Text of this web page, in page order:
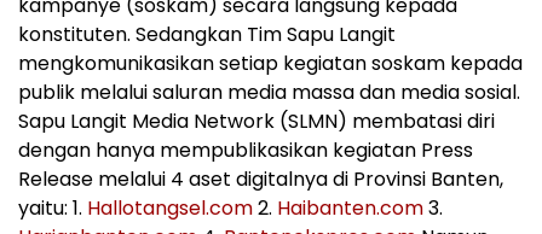
kampanye (soskam) secara langsung kepada
konstituten. Sedangkan Tim Sapu Langit
mengkomunikasikan setiap kegiatan soskam kepada
publik melalui saluran media massa dan media sosial.
Sapu Langit Media Network (SLMN) membatasi diri
dengan hanya mempublikasikan kegiatan Press
Release melalui 4 aset digitalnya di Provinsi Banten,
yaitu: 1. Hallotangsel.com2. Haibanten.com3.